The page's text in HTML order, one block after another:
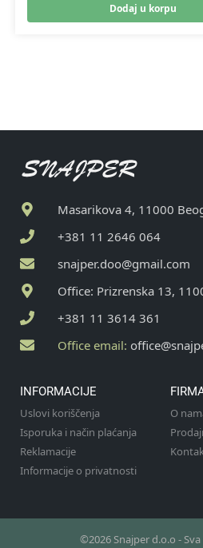
Dodaj u korpu
Masarikova 4, 11000
+381 11 2646 064
snajper.doo@gmail.com
Office: Prizrenska 13,
+381 11 3614 361
Office email:
INFORMACIJE
Uslovi koriščenja
Isporuka i način plaćanja
Reklamacije
Informacije o privatnosti
O
©2026 Snajper d.o.o -